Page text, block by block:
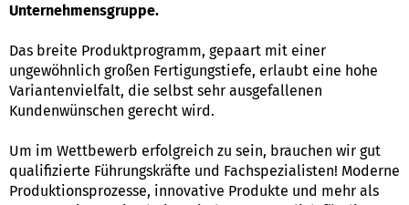
Unternehmensgruppe.
Das breite Produktprogramm, gepaart mit einer
ungewöhnlich großen Fertigungstiefe, erlaubt eine hohe
Variantenvielfalt, die selbst sehr ausgefallenen
Kundenwünschen gerecht wird.
Um im Wettbewerb erfolgreich zu sein, brauchen wir gut
qualifizierte Führungskräfte und Fachspezialisten! Moderne
Produktionsprozesse, innovative Produkte und mehr als